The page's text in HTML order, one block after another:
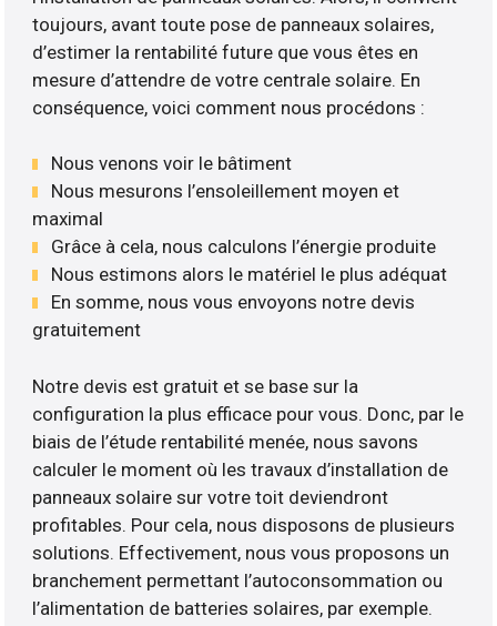
toujours, avant toute pose de panneaux solaires,
d’estimer la rentabilité future que vous êtes en
mesure d’attendre de votre centrale solaire. En
conséquence, voici comment nous procédons :
Nous venons voir le bâtiment
Nous mesurons l’ensoleillement moyen et
maximal
Grâce à cela, nous calculons l’énergie produite
Nous estimons alors le matériel le plus adéquat
En somme, nous vous envoyons notre devis
gratuitement
Notre devis est gratuit et se base sur la
configuration la plus efficace pour vous. Donc, par le
biais de l’étude rentabilité menée, nous savons
calculer le moment où les travaux d’installation de
panneaux solaire sur votre toit deviendront
profitables. Pour cela, nous disposons de plusieurs
solutions. Effectivement, nous vous proposons un
branchement permettant l’autoconsommation ou
l’alimentation de batteries solaires, par exemple.